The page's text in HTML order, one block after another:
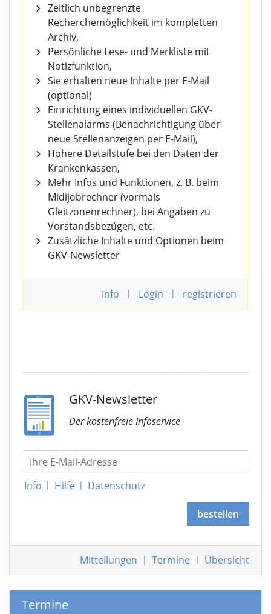
Zeitlich unbegrenzte
Recherchemöglichkeit im kompletten
Archiv,
Persönliche Lese- und Merkliste mit
Notizfunktion,
Sie erhalten neue Inhalte per E-Mail
(optional)
Einrichtung eines individuellen GKV-
Stellenalarms (Benachrichtigung über
neue Stellenanzeigen per E-Mail),
Höhere Detailstufe bei den Daten der
Krankenkassen,
Mehr Infos und Funktionen, z. B. beim
Midijobrechner (vormals
Gleitzonenrechner), bei Angaben zu
Vorstandsbezügen, etc.
Zusätzliche Inhalte und Optionen beim
GKV-Newsletter
Info | Login | registrieren
GKV-Newsletter
Der kostenfreie Infoservice
Info | Hilfe | Datenschutz
bestellen
Mitteilungen | Termine | Übersicht
Termine